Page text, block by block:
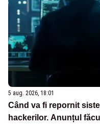
5 aug. 2026, 18:01
Când va fi repornit
hackerilor. Anunțul